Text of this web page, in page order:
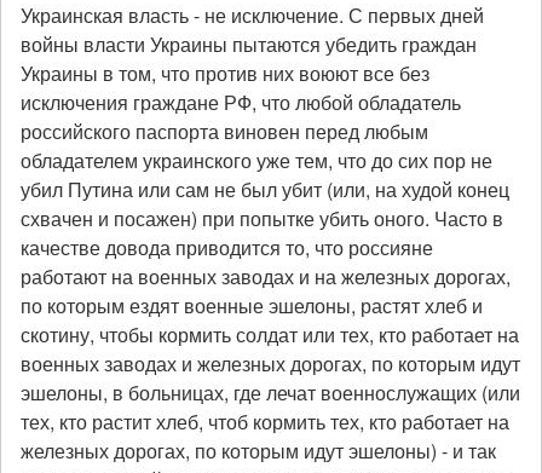
Украинская власть - не исключение. С первых дней
войны власти Украины пытаются убедить граждан
Украины в том, что против них воюют все без
исключения граждане РФ, что любой обладатель
российского паспорта виновен перед любым
обладателем украинского уже тем, что до сих пор не
убил Путина или сам не был убит (или, на худой конец
схвачен и посажен) при попытке убить оного. Часто в
качестве довода приводится то, что россияне
работают на военных заводах и на железных дорогах,
по которым ездят военные эшелоны, растят хлеб и
скотину, чтобы кормить солдат или тех, кто работает на
военных заводах и железных дорогах, по которым идут
эшелоны, в больницах, где лечат военнослужащих (или
тех, кто растит хлеб, чтоб кормить тех, кто работает на
железных дорогах, по которым идут эшелоны) - и так